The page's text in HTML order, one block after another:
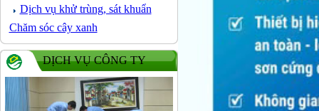
Dịch vụ khử trùng, sát khuẩn
Chăm sóc cây xanh
DỊCH VỤ CÔNG TY